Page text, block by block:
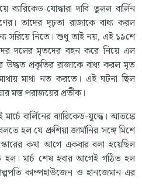
ব্যারিকেড-যোদ্ধারা দাবি তুলল বার্লিন
তাদের দৃঢ়তা রাজাকে বাধ্য করল
সরিয়ে নিতে। শুধু তাই নয়, এই ১৯শে
দলের মৃতদের বহন করে নিয়ে এল
উদ্ধত প্রকৃতির রাজাকে বাধ্য করল মৃত
মাথা নত করতে। এই ঘটনা ছিল
মস্ত পরাজয়ের প্রতীক।
বার্লিনের ব্যারিকেড-যুদ্ধে। আতঙ্কে
হল যে প্রুশিয়া জার্মানির সঙ্গে মিশে
কথা আগে একবার বলা হয়েছিল
মার্চ শেষ হবার আগেই গঠিত হল
কাম্পহাউজেন ও হানজেমান-এর